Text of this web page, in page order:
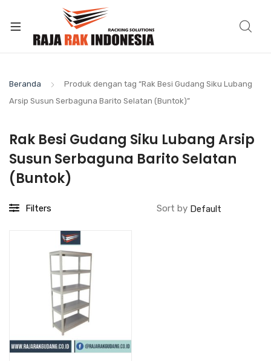
Beranda
Produk dengan tag “Rak Besi Gudang Siku Lubang
Arsip Susun Serbaguna Barito Selatan (Buntok)”
Rak Besi Gudang Siku Lubang Arsip
Susun Serbaguna Barito Selatan
(Buntok)
Filters Sort by